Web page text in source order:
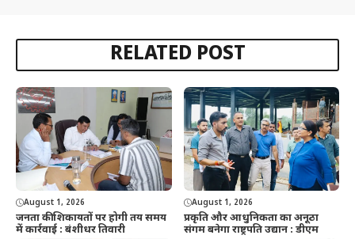
RELATED POST
August 1, 2026
जनता की शिकायतों पर होगी तय समय
में कार्रवाई : बंशीधर तिवारी
August 1, 2026
प्रकृति और आधुनिकता का अनूठा
संगम बनेगा राष्ट्रपति उद्यान : डीएम